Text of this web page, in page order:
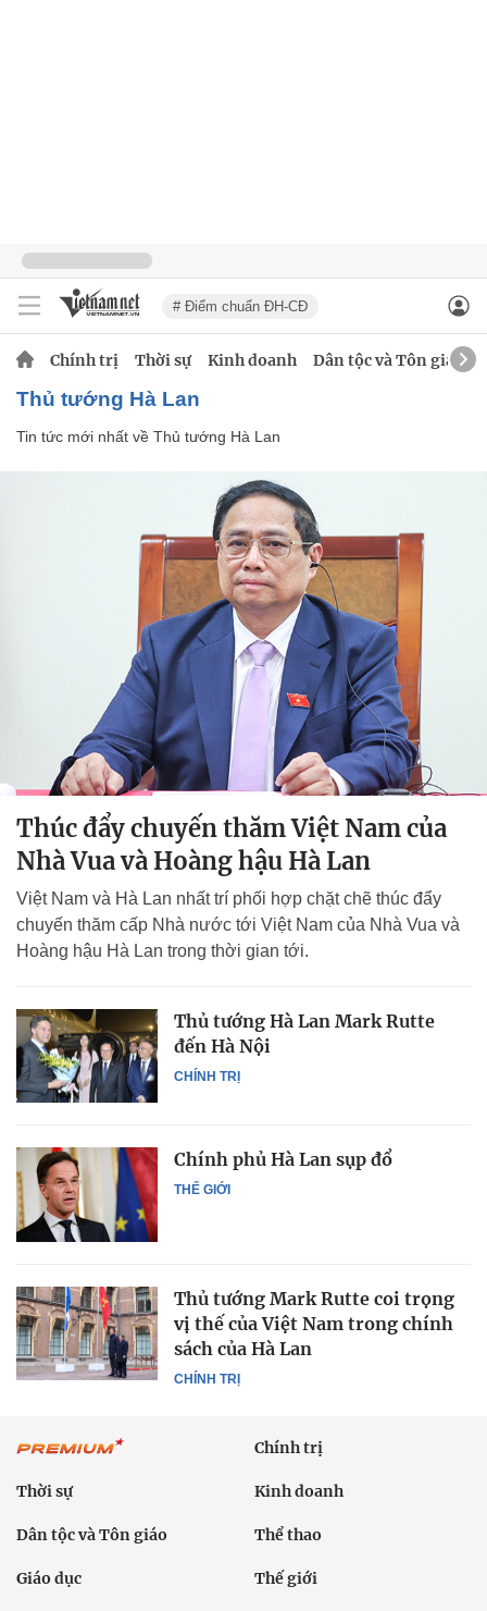
# Điểm chuẩn ĐH-CĐ
Chính trị Thời sự Kinh doanh Dân tộc và Tôn giáo
Thủ tướng Hà Lan
Tin tức mới nhất về Thủ tướng Hà Lan
Thúc đẩy chuyến thăm Việt Nam của
Nhà Vua và Hoàng hậu Hà Lan
Việt Nam và Hà Lan nhất trí phối hợp chặt chẽ thúc đẩy
chuyến thăm cấp Nhà nước tới Việt Nam của Nhà Vua và
Hoàng hậu Hà Lan trong thời gian tới.
CHÍNH TRỊ
Thủ tướng Hà Lan Mark Rutte
đến Hà Nội
THẾ GIỚI
Chính phủ Hà Lan sụp đổ
CHÍNH TRỊ
Thủ tướng Mark Rutte coi trọng
vị thế của Việt Nam trong chính
sách của Hà Lan
Chính trị
Thời sự Kinh doanh
Dân tộc và Tôn giáo Thể thao
Giáo dục Thế giới